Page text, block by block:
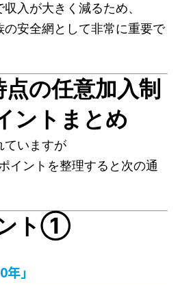
入が大きく減るため、
安全網として非常に重要で
の任意加入制
ントまとめ
ていますが
イントを整理すると次の通
ト①
」